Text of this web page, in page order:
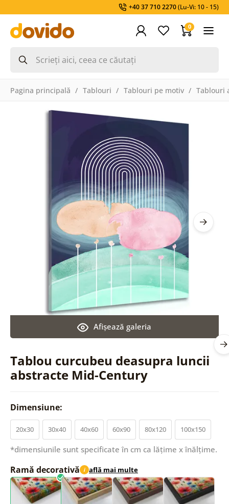
+40 37 710 2270(Lu-Vi: 10 - 15)
0
Pagina principală Tablouri Tablouri pe motiv Tablouri
Tablou curcubeu deasupra luncii
abstracte Mid-Century
Afişează galeria
Dimensiune:
20x30 30x40 40x60 60x90 80x120 100x150
*dimensiunile sunt specificate în cm ca lățime x înălțime.
Ramă decorativă i află mai multe